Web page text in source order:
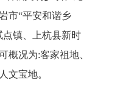
市“平安和谐乡
点镇、上杭县新时
概况为:客家祖地、
文宝地。